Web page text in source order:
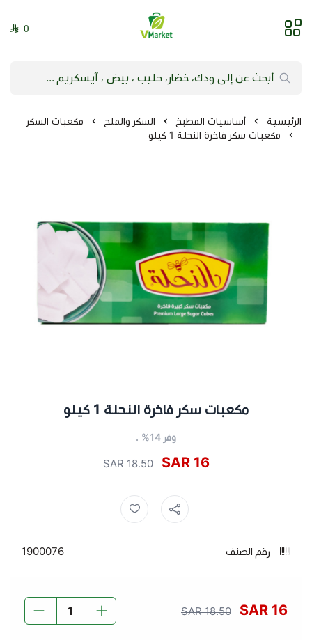
فيلج ماركت | VMarket
0
الرئيسية أساسيات المطبخ السكر والملح
مكعبات السكر
مكعبات سكر فاخرة النحلة 1 كيلو
مكعبات سكر فاخرة النحلة 1 كيلو
وفر 14% .
16 SAR
18.50 SAR
سكر النحله , مكعبات سكر ,
رقم الصنف 1900076
16 SAR
18.50 SAR